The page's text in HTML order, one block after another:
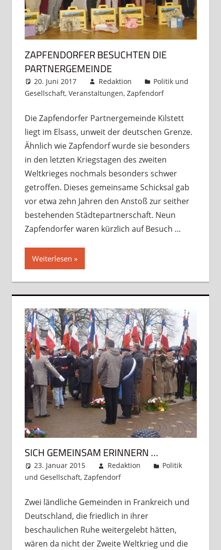
ZAPFENDORFER BESUCHTEN DIE
PARTNERGEMEINDE
20. Juni 2017 Redaktion
Politik und
Gesellschaft, Veranstaltungen, Zapfendorf
hinterlassen
Die Zapfendorfer Partnergemeinde Kilstett
liegt im Elsass, unweit der deutschen Grenze.
Ähnlich wie Zapfendorf wurde sie besonders
in den letzten Kriegstagen des zweiten
Weltkrieges nochmals besonders schwer
getroffen. Dieses gemeinsame Schicksal gab
vor etwa zehn Jahren den Anstoß zur seither
bestehenden Städtepartnerschaft. Neun
Zapfendorfer waren kürzlich auf Besuch …
Weiterlesen
SICH GEMEINSAM ERINNERN …
23. Januar 2015 Redaktion
Politik
und Gesellschaft, Zapfendorf
Zwei ländliche Gemeinden in Frankreich und
Deutschland, die friedlich in ihrer
beschaulichen Ruhe weitergelebt hätten,
wären da nicht der Zweite Weltkrieg und die